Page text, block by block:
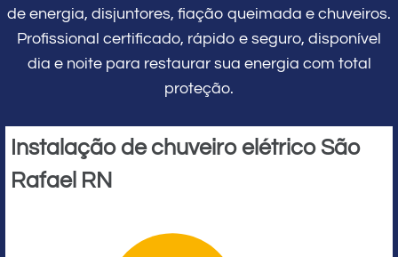
de energia, disjuntores, fiação queimada e chuveiros.
Profissional certificado, rápido e seguro, disponível
dia e noite para restaurar sua energia com total
proteção.
Instalação de chuveiro elétrico São
Rafael RN